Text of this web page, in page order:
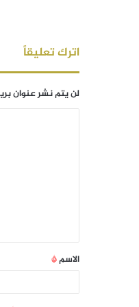
اترك تعليقاً
لن يتم نشر عنوان
الاسم*